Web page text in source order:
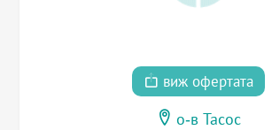
виж офертата
о-в Тасос